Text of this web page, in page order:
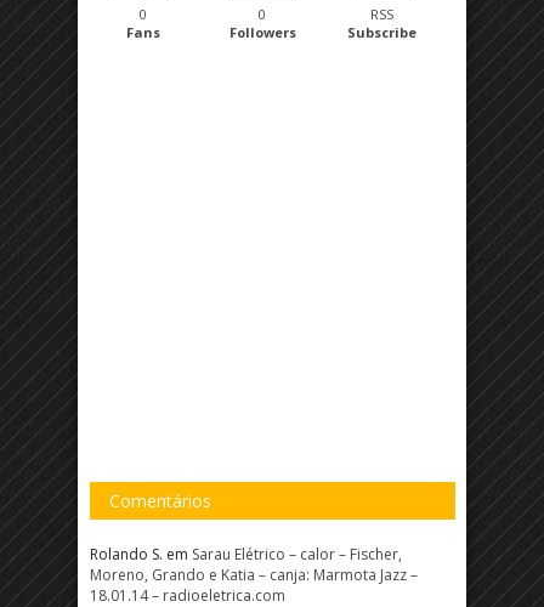
0
Fans
0
Followers
RSS
Subscribe
Comentários
Rolando S. em Sarau Elétrico – calor – Fischer,
Moreno, Grando e Katia – canja: Marmota Jazz –
18.01.14 – radioeletrica.com